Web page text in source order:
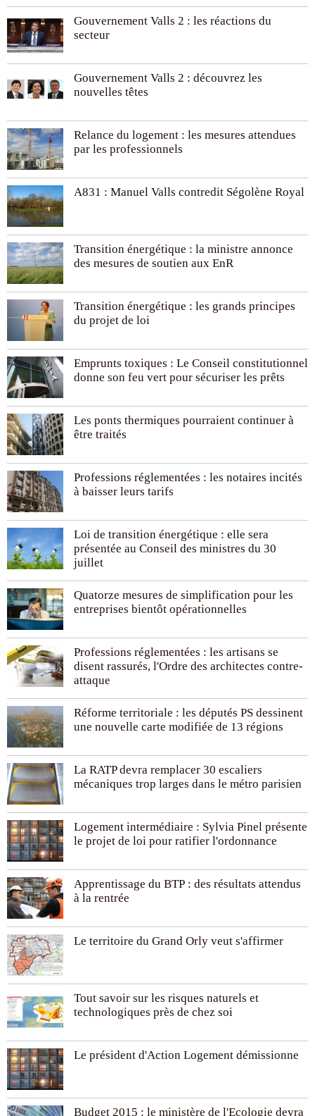
Gouvernement Valls 2 : les réactions du
secteur
Gouvernement Valls 2 : découvrez les
nouvelles têtes
Relance du logement : les mesures attendues
par les professionnels
A831 : Manuel Valls contredit Ségolène Royal
Transition énergétique : la ministre annonce
des mesures de soutien aux EnR
Transition énergétique : les grands principes
du projet de loi
Emprunts toxiques : Le Conseil constitutionnel
donne son feu vert pour sécuriser les prêts
Les ponts thermiques pourraient continuer à
être traités
Professions réglementées : les notaires incités
à baisser leurs tarifs
Loi de transition énergétique : elle sera
présentée au Conseil des ministres du 30
juillet
Quatorze mesures de simplification pour les
entreprises bientôt opérationnelles
Professions réglementées : les artisans se
disent rassurés, l'Ordre des architectes contre-
attaque
Réforme territoriale : les députés PS dessinent
une nouvelle carte modifiée de 13 régions
La RATP devra remplacer 30 escaliers
mécaniques trop larges dans le métro parisien
Logement intermédiaire : Sylvia Pinel présente
le projet de loi pour ratifier l'ordonnance
Apprentissage du BTP : des résultats attendus
à la rentrée
Le territoire du Grand Orly veut s'affirmer
Tout savoir sur les risques naturels et
technologiques près de chez soi
Le président d'Action Logement démissionne
Budget 2015 : le ministère de l'Ecologie devra